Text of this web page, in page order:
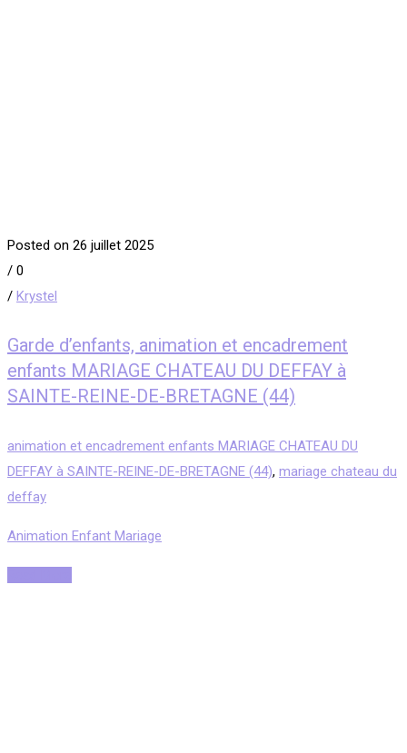
Posted on 26 juillet 2025
/ 0
/ Krystel
Garde d’enfants, animation et encadrement
enfants MARIAGE CHATEAU DU DEFFAY à
SAINTE-REINE-DE-BRETAGNE (44)
animation et encadrement enfants MARIAGE CHATEAU DU
DEFFAY à SAINTE-REINE-DE-BRETAGNE (44), mariage chateau du
deffay
Animation Enfant Mariage